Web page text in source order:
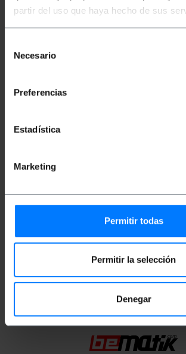
partir del uso que haya hecho de sus
Necesario
Preferencias
Estadística
Marketing
Permitir todas
Permitir la selección
Denegar
Adaptador Lucent MC-macho en
SMA-macho en el otro extremo
Ideal para uso con antenas
Fácil instalación y configuración
Su diseño ergonómico asegura
Conexión con antenas de larga
Potencia de señal optimizada
Apto para uso en exteriores
Peso bruto: 10 g
Número de paquetes: 1